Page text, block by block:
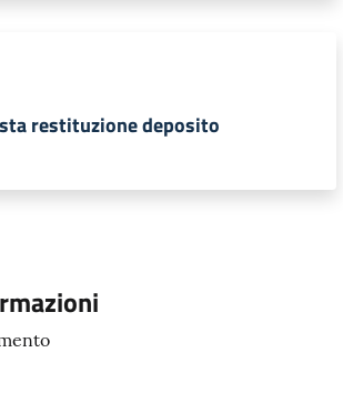
restituzione deposito